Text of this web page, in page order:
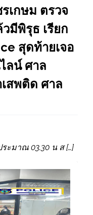
เกษม ตรวจ
มีพิรุธ เรียก
สุดท้ายเจอ
ลน์ ศาล
สพติด ศาล
ะมาณ 03.30 น ส […]